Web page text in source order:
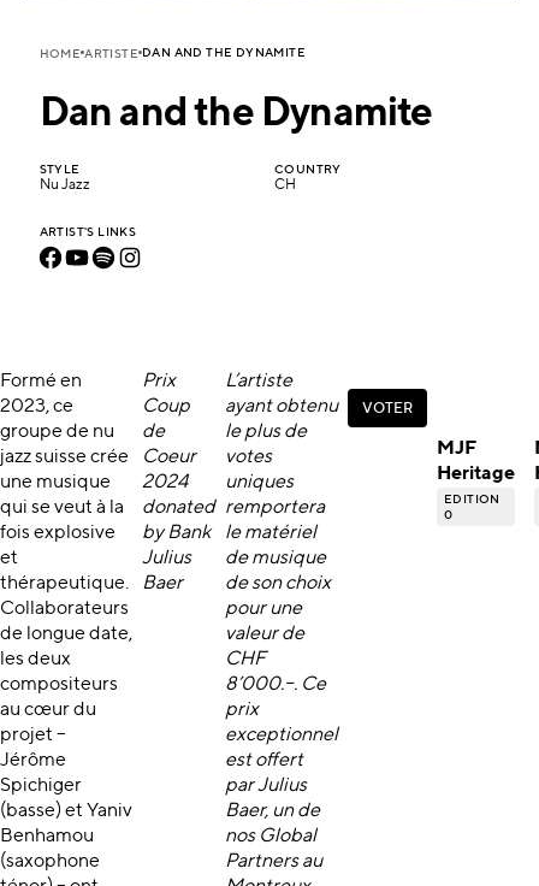
HOME ARTISTE DAN AND THE DYNAMITE
Dan and the Dynamite
STYLE
Nu Jazz
COUNTRY
CH
ARTIST'S LINKS
Formé en
2023, ce
groupe de nu
jazz suisse crée
une musique
qui se veut à la
fois explosive
et
thérapeutique.
Collaborateurs
de longue date,
les deux
compositeurs
au cœur du
projet –
Jérôme
Spichiger
(basse) et Yaniv
Benhamou
(saxophone
Prix
Coup
de
Coeur
2024
donated
by Bank
Julius
Baer
L’artiste
ayant obtenu
le plus de
votes
uniques
remportera
le matériel
de musique
de son choix
pour une
valeur de
CHF
8’000.–. Ce
prix
exceptionnel
est offert
parJulius
Baer, un de
nos Global
Partners au
VO ER
VOTER
MJF
Heritage
EDITION
0